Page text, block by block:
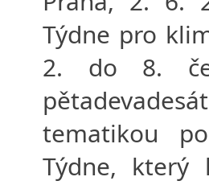
Týdne pro
2. do 8.
tematikou
Týdne, který